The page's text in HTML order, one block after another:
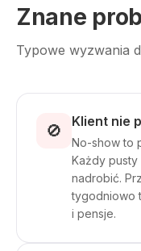
Znane
Typowe wyzwania
🚫 Klient nie
No-show to
Każdy pusty
nadrobić.
tygodniowo
i pensje.